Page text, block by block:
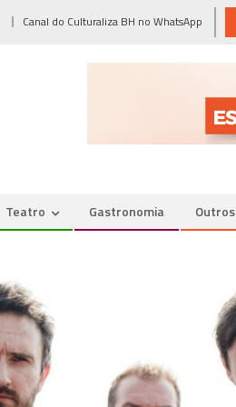
Canal do Culturaliza BH no WhatsApp
Teatro Gastronomia Outros